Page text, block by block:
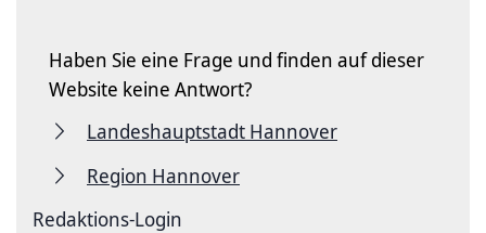
Haben Sie eine Frage und finden auf dieser
Website keine Antwort?
Landeshauptstadt Hannover
Region Hannover
Redaktions-Login